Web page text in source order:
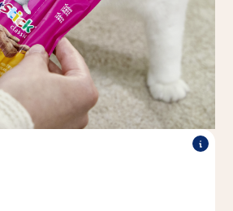
vyznačují 95 % obsahem masa a